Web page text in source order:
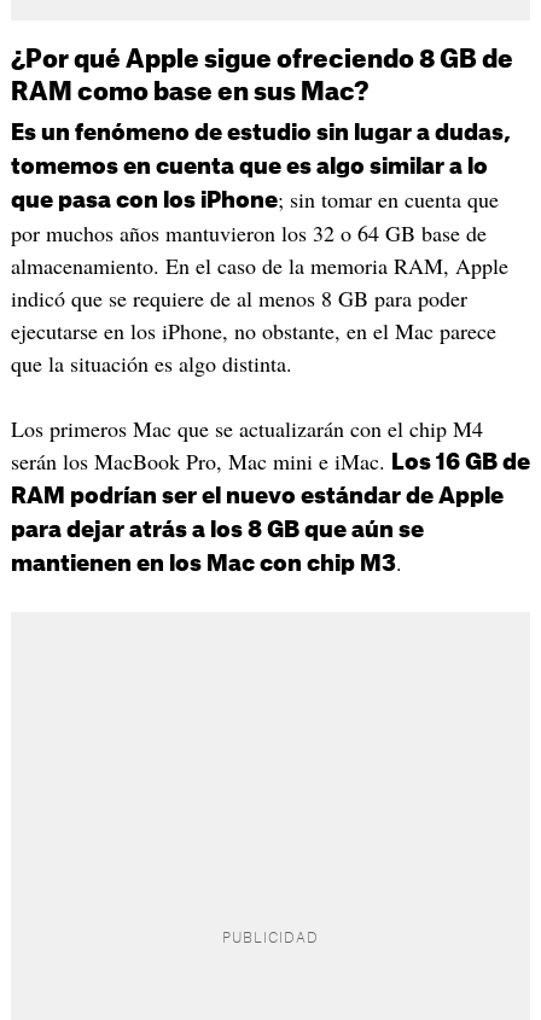
¿Por qué Apple sigue ofreciendo 8 GB de
RAM como base en sus Mac?
Es un fenómeno de estudio sin lugar a dudas,
tomemos en cuenta que es algo similar a lo
que pasa con los iPhone; sin tomar en cuenta que
por muchos años mantuvieron los 32 o 64 GB base de
almacenamiento. En el caso de la memoria RAM, Apple
indicó que se requiere de al menos 8 GB para poder
ejecutarse en los iPhone, no obstante, en el Mac parece
que la situación es algo distinta.
Los primeros Mac que se actualizarán con el chip M4
serán los MacBook Pro, Mac mini e iMac.
Los 16 GB de
RAM podrían ser el nuevo estándar de Apple
para dejar atrás a los 8 GB que aún se
mantienen en los Mac con chip M3.